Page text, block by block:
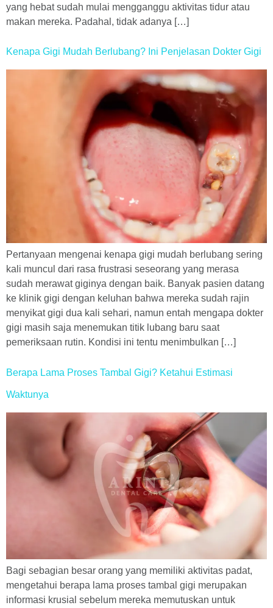
yang hebat sudah mulai mengganggu aktivitas tidur atau
makan mereka. Padahal, tidak adanya […]
Kenapa Gigi Mudah Berlubang? Ini Penjelasan Dokter Gigi
Pertanyaan mengenai kenapa gigi mudah berlubang sering
kali muncul dari rasa frustrasi seseorang yang merasa
sudah merawat giginya dengan baik. Banyak pasien datang
ke klinik gigi dengan keluhan bahwa mereka sudah rajin
menyikat gigi dua kali sehari, namun entah mengapa dokter
gigi masih saja menemukan titik lubang baru saat
pemeriksaan rutin. Kondisi ini tentu menimbulkan […]
Berapa Lama Proses Tambal Gigi? Ketahui Estimasi
Waktunya
Bagi sebagian besar orang yang memiliki aktivitas padat,
mengetahui berapa lama proses tambal gigi merupakan
informasi krusial sebelum mereka memutuskan untuk